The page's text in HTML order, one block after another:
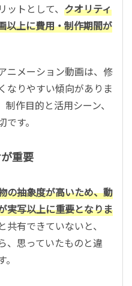
トとして、 クオリティ
以上に費用・制作期間が
ニメーション動画は、修
なりやすい傾向がありま
作目的と活用シーン、
す。
重要
の抽象度が高いため、動
実写以上に重要となりま
有できていないと、
、思っていたものと違